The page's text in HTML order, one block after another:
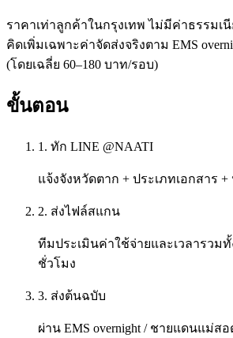
ราคาเท่าลูกค้าในกรุงเทพ ไม่มีค่าธรรม
คิดเพิ่มเฉพาะค่าจัดส่งจริงตาม EMS
(โดยเฉลี่ย 60–180 บาท/รอบ)
ขั้นตอน
1. ทัก LINE @NAATI
แจ้งจังหวัดตาก + ประเภทเอกสาร
2. ส่งไฟล์สแกน
ทีมประเมินค่าใช้จ่ายและเวลารวมทั้
ชั่วโมง
3. ส่งต้นฉบับ
ผ่าน EMS overnight / ชายแดนแม่